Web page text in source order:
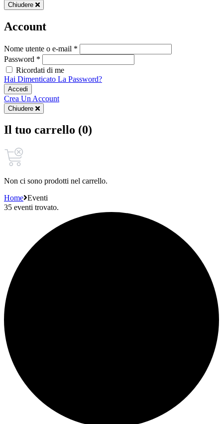
Chiudere
Account
Nome utente o e-mail *
Password *
Ricordati di me
Hai Dimenticato La Password?
Accedi
Crea Un Account
Chiudere
Il tuo carrello (0)
Non ci sono prodotti nel carrello.
Home Eventi
35 eventi trovato.